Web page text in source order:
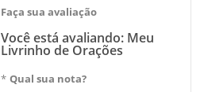
Faça sua avaliação
Você está avaliando: Meu
Livrinho de Orações
* Qual sua nota?